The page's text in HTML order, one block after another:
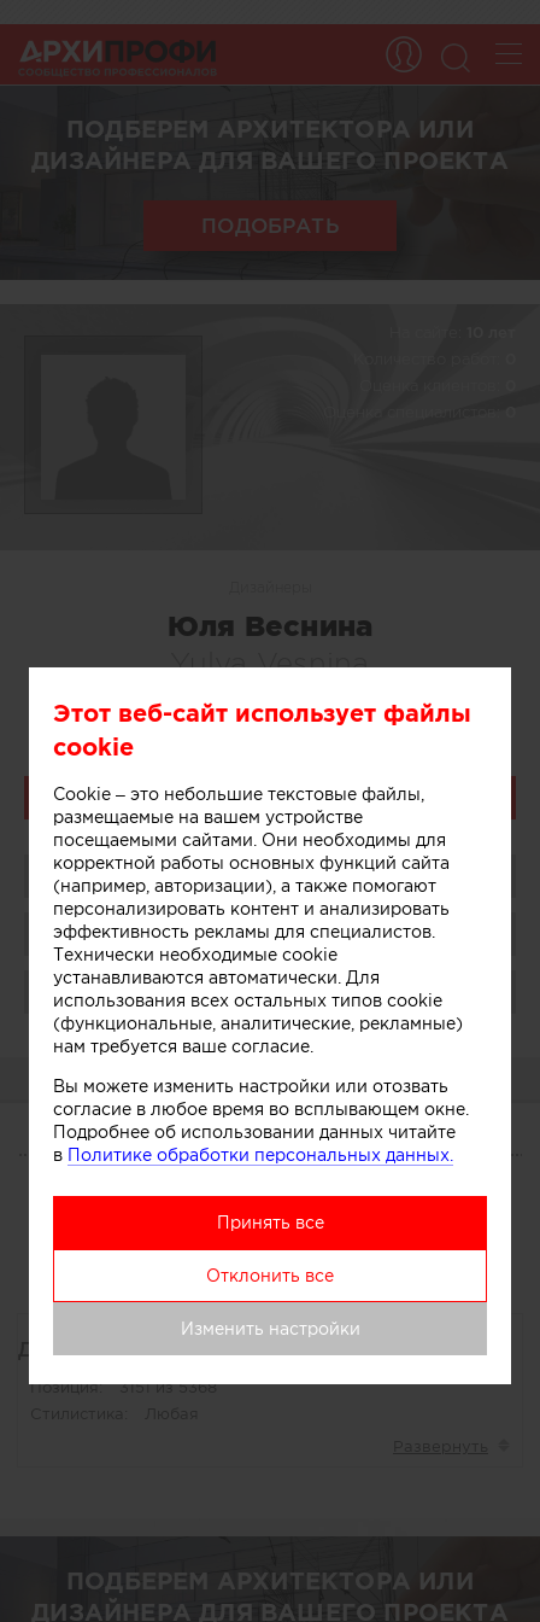
ПОДБЕРЕМ АРХИТЕКТОРА ИЛИ
ДИЗАЙНЕРА ДЛЯ ВАШЕГО ПРОЕКТА
ПОДОБРАТЬ
Связаться
Юля Веснина
Yulya Vesnina
Поделиться
Сохранить в избранное
О СЕБЕ
О СЕБЕ
Услуги Участник Сотрудничество
Основная специализация
Позиция:
3151 из 5368
ПОДБЕРЕМ АРХИТЕКТОРА ИЛИ
ДИЗАЙНЕРА ДЛЯ ВАШЕГО ПРОЕКТА
Этот веб-сайт использует файлы
cookie
Cookie – это небольшие текстовые файлы,
размещаемые на вашем устройстве
посещаемыми сайтами. Они необходимы для
корректной работы основных функций сайта
(например, авторизации), а также помогают
персонализировать контент и анализировать
эффективность рекламы для специалистов.
Технически необходимые cookie
устанавливаются автоматически. Для
использования всех остальных типов cookie
(функциональные, аналитические, рекламные)
нам требуется ваше согласие.
Вы можете изменить настройки или отозвать
согласие в любое время во всплывающем окне.
Подробнее об использовании данных читайте
в Политике обработки персональных данных.
Принять все
Отклонить все
Изменить настройки